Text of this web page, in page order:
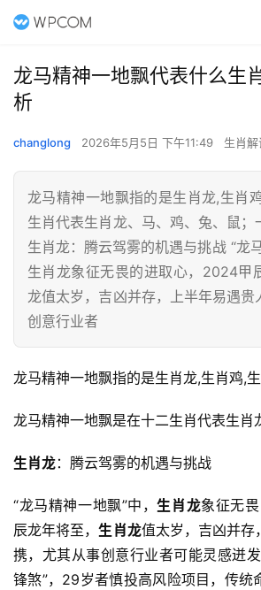
龙马精神一地飘代表什么生
析
changlong 2026年5月5日 下午11:49 生肖解
龙马精神一地飘指的是生肖龙,生肖
生肖代表生肖龙、马、鸡、兔、鼠；
生肖龙：腾云驾雾的机遇与挑战 “龙
生肖龙象征无畏的进取心，2024甲
龙值太岁，吉凶并存，上半年易遇贵
创意行业者
龙马精神一地飘指的是生肖龙,生肖鸡,
龙马精神一地飘是在十二生肖代表生肖
生肖龙：腾云驾雾的机遇与挑战
“龙马精神一地飘”中，生肖龙象征无
辰龙年将至，生肖龙值太岁，吉凶并存
携，尤其从事创意行业者可能灵感迸
锋煞”，29岁者慎投高风险项目，传统